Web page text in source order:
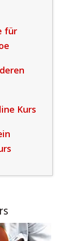
für
Kurs